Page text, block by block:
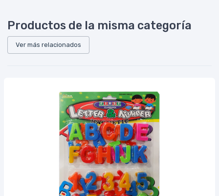
Productos de la misma categoría
Ver más relacionados